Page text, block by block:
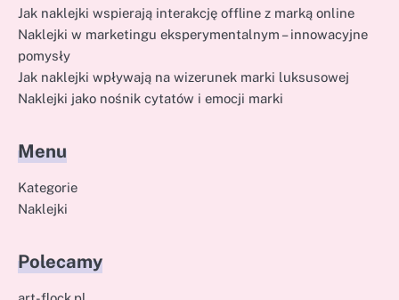
Jak naklejki wspierają interakcję offline z marką online
Naklejki w marketingu eksperymentalnym – innowacyjne
pomysły
Jak naklejki wpływają na wizerunek marki luksusowej
Naklejki jako nośnik cytatów i emocji marki
Menu
Kategorie
Naklejki
Polecamy